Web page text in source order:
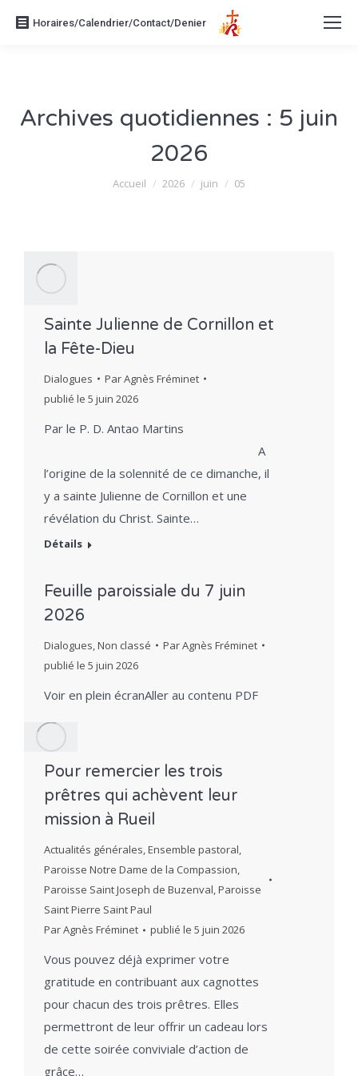
Horaires/Calendrier/Contact/Denier
Archives quotidiennes : 5 juin
2026
Vous êtes ici :
Accueil 2026 juin 05
Sainte Julienne de Cornillon et
la Fête-Dieu
Dialogues ParAgnès Fréminet
publié le 5 juin 2026
Par le P. D. Antao Martins
A
l’origine de la solennité de ce dimanche, il
y a sainte Julienne de Cornillon et une
révélation du Christ. Sainte…
Détails
Feuille paroissiale du 7 juin
2026
Dialogues Non classé ParAgnès Fréminet
publié le 5 juin 2026
Voir en plein écranAller au contenu PDF
Pour remercier les trois
prêtres qui achèvent leur
mission à Rueil
Actualités générales,Ensemble pastoral,
Paroisse Notre Dame de la Compassion,
Paroisse Saint Joseph de Buzenval,Paroisse
Saint Pierre Saint Paul
ParAgnès Fréminet publié le 5 juin 2026
Vous pouvez déjà exprimer votre
gratitude en contribuant aux cagnottes
pour chacun des trois prêtres. Elles
permettront de leur offrir un cadeau lors
de cette soirée conviviale d’action de
grâce…